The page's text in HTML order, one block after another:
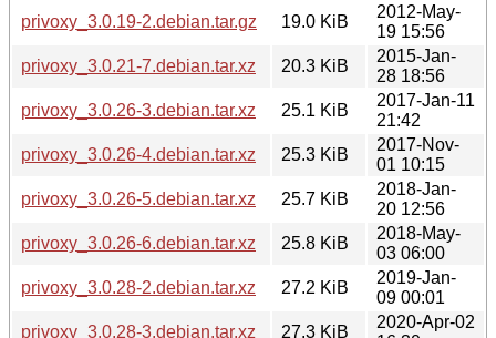
privoxy_3.0.19-2.debian.tar.gz
19.0 KiB
2012-May-
19 15:56
privoxy_3.0.21-7.debian.tar.xz
20.3 KiB
2015-Jan-
28 18:56
privoxy_3.0.26-3.debian.tar.xz
25.1 KiB
2017-Jan-11
21:42
privoxy_3.0.26-4.debian.tar.xz
25.3 KiB
2017-Nov-
01 10:15
privoxy_3.0.26-5.debian.tar.xz
25.7 KiB
2018-Jan-
20 12:56
privoxy_3.0.26-6.debian.tar.xz
25.8 KiB
2018-May-
03 06:00
privoxy_3.0.28-2.debian.tar.xz
27.2 KiB
2019-Jan-
09 00:01
privoxy_3.0.28-3.debian.tar.xz
27.3 KiB
2020-Apr-02